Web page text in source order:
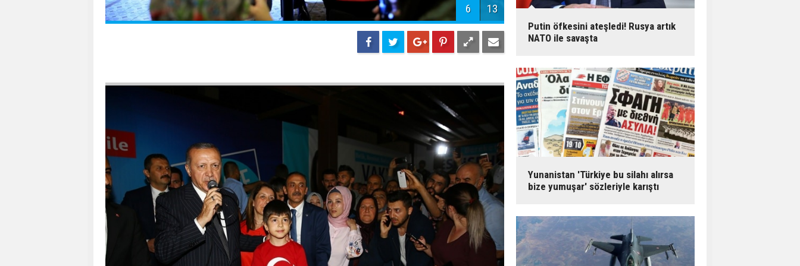
Putin öfkesini ateşledi! Rusya artık
NATO ile savaşta
Yunanistan 'Türkiye bu silahı alırsa
bize yumuşar' sözleriyle karıştı